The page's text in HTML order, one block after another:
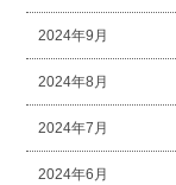
2024年9月
2024年8月
2024年7月
2024年6月